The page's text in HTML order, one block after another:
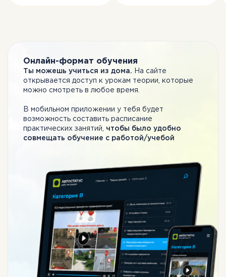
Онлайн-формат обучения
Ты можешь учиться из дома. На сайте
открывается доступ к урокам теории, которые
можно смотреть в любое время.
В мобильном приложении у тебя будет
возможность составить расписание
практических занятий, чтобы было удобно
совмещать обучение c работой/учебой